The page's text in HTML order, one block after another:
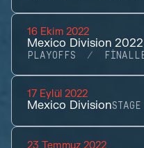
16 Ekim 2022
Mexico Division
PLAYOFFS
17 Eylül 2022
Mexico Division
23 Temmuz 2022